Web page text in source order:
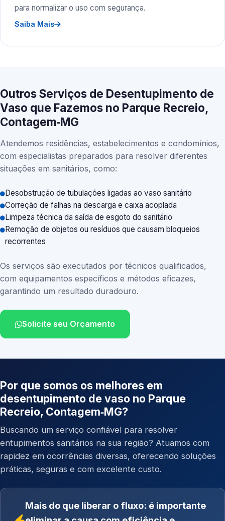
para normalizar o uso com segurança.
Saiba Mais
Outros Serviços de Desentupimento de
Vaso que Fazemos no Parque Recreio,
Contagem‑MG
Atendemos residências, estabelecimentos e condomínios,
com especialistas preparados para resolver diferentes
situações em sanitários, como:
Desobstrução de tubulações ligadas ao vaso sanitário
Correção de falhas na descarga e caixa acoplada
Limpeza técnica da saída de esgoto do sanitário
Remoção de objetos ou resíduos que causam bloqueios
recorrentes
Os serviços são executados por técnicos qualificados,
com equipamentos específicos e métodos eficazes,
garantindo um resultado duradouro.
Solicite seu Orçamento
Por que somos os melhores em
desentupimento de vaso no Parque
Recreio, Contagem‑MG?
Buscando um serviço confiável para resolver
entupimentos sanitários na sua região? Atuamos com
rapidez em ocorrências diversas, oferecendo soluções
práticas, seguras e com excelente custo.
Mais do que liberar o fluxo: é importante